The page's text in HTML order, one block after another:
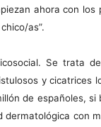
ahora con los
as”.
Se trata
y cicatrices
de españoles,
con